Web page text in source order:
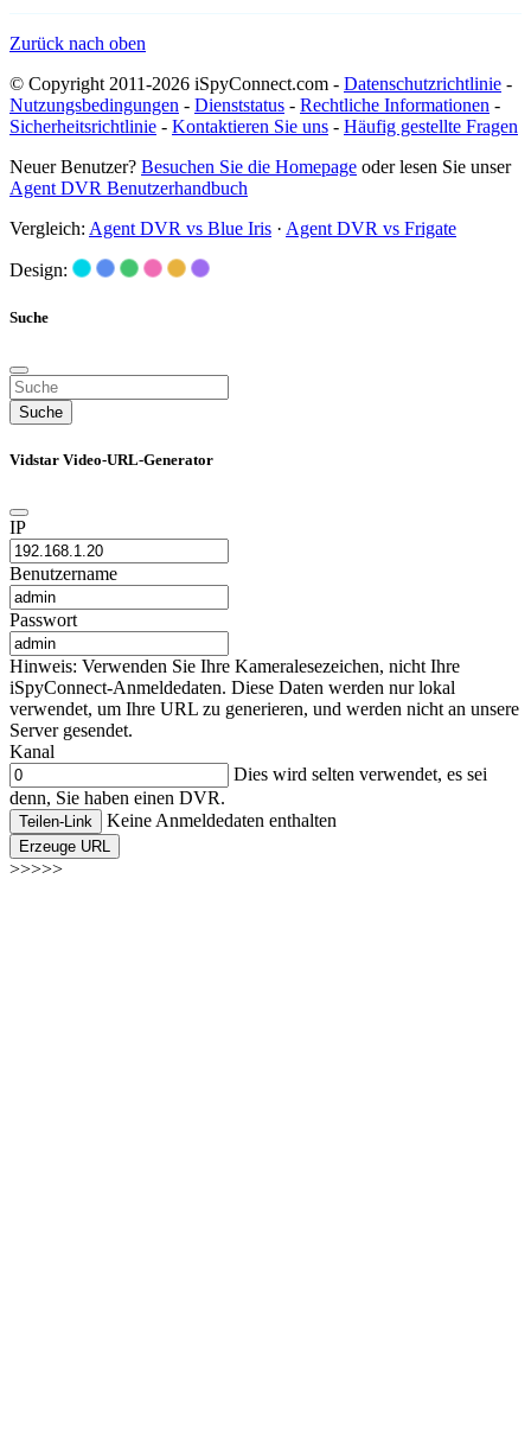
Zurück nach oben
© Copyright 2011-2026 iSpyConnect.com - Datenschutzrichtlinie -
Nutzungsbedingungen - Dienststatus - Rechtliche Informationen -
Sicherheitsrichtlinie - Kontaktieren Sie uns - Häufig gestellte Fragen
Neuer Benutzer? Besuchen Sie die Homepage oder lesen Sie unser
Agent DVR Benutzerhandbuch
Vergleich: Agent DVR vs Blue Iris · Agent DVR vs Frigate
Design:
Suche
Suche
Vidstar Video-URL-Generator
IP
Benutzername
Passwort
Hinweis: Verwenden Sie Ihre Kameralesezeichen, nicht Ihre
iSpyConnect-Anmeldedaten. Diese Daten werden nur lokal
verwendet, um Ihre URL zu generieren, und werden nicht an unsere
Server gesendet.
Kanal
Dies wird selten verwendet, es sei
denn, Sie haben einen DVR.
Teilen-Link Keine Anmeldedaten enthalten
Erzeuge URL
>>>>>